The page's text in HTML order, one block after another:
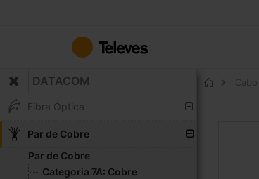
o
Conteúdo
DATACOM
Fibra Óptica
Par de Cobre
Par de Cobre
Categoria 7A: Cobre